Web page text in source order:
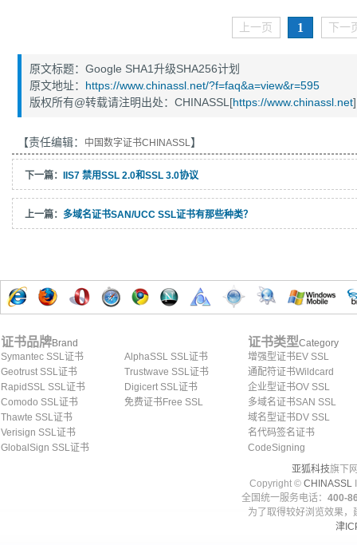
上一页 1 下一
原文标题：Google SHA1升级SHA256计划
原文地址： https://www.chinassl.net/?f=faq&a=view&r=595
版权所有@转载请注明出处：CHINASSL[https://www.chinassl.net]
【责任编辑： 中国数字证书CHINASSL】
下一篇： IIS7 禁用SSL 2.0和SSL 3.0协议
上一篇： 多域名证书SAN/UCC SSL证书有那些种类？
证书品牌Brand
Symantec SSL证书
Geotrust SSL证书
RapidSSL SSL证书
Comodo SSL证书
Thawte SSL证书
Verisign SSL证书
GlobalSign SSL证书
AlphaSSL SSL证书
Trustwave SSL证书
Digicert SSL证书
免费证书Free SSL
证书类型Category
增强型证书EV SSL
通配符证书Wildcard
企业型证书OV SSL
多域名证书SAN SSL
域名型证书DV SSL
名代码签名证书
CodeSigning
亚狐科技旗下
Copyright © CHINASSL
全国统一服务电话： 400-
为了取得较好浏览效果
津